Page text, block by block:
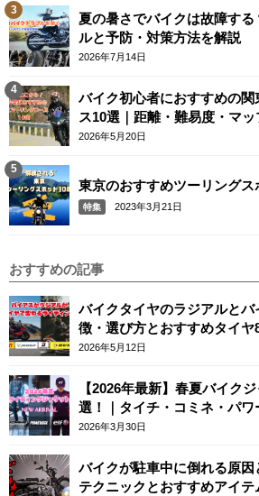
夏の暑さでバイクは故障す
ルと予防・対策方法を解説
2026年7月14日
バイク初心者におすすめの
ス10選｜距離・難易度・マッ
2026年5月20日
東京のおすすめツーリングス
特集 2023年3月21日
おすすめの記事
バイクタイヤのラジアルと
徴・選び方とおすすめタイヤ
2026年5月12日
【2026年最新】春夏バイク
選！｜タイチ・コミネ・パ
ースカフェロンドン
2026年3月30日
バイクが駐車中に倒れる原
テクニックとおすすめアイテ